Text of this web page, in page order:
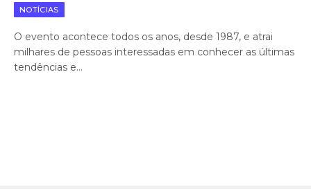
NOTÍCIAS
O evento acontece todos os anos, desde 1987, e atrai
milhares de pessoas interessadas em conhecer as últimas
tendências e…